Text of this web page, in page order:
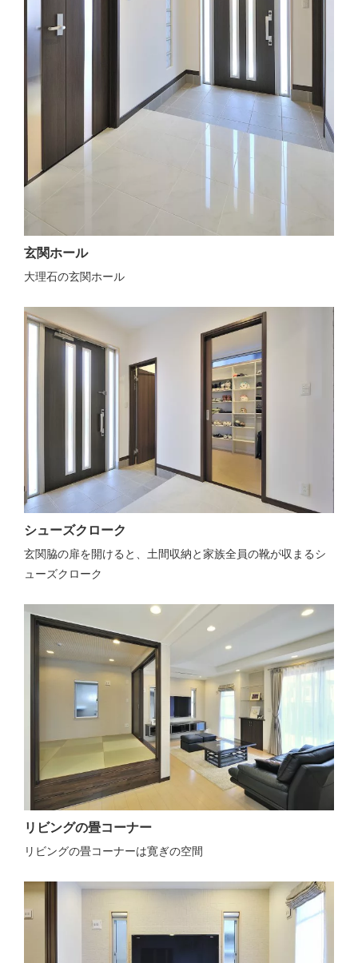
玄関ホール
大理石の玄関ホール
シューズクローク
玄関脇の扉を開けると、土間収納と家族全員の靴が収まるシ
ューズクローク
リビングの畳コーナー
リビングの畳コーナーは寛ぎの空間